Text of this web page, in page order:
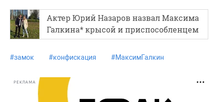
Актер Юрий Назаров назвал Максима
Галкина* крысой и приспособленцем
#замок #конфискация #МаксимГалкин
РЕКЛАМА